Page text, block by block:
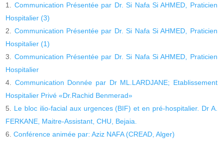
Communication Présentée par Dr. Si Nafa Si AHMED, Praticien
Hospitalier (3)
Communication Présentée par Dr. Si Nafa Si AHMED, Praticien
Hospitalier (1)
Communication Présentée par Dr. Si Nafa Si AHMED, Praticien
Hospitalier
Communication Donnée par Dr ML.LARDJANE; Etablissement
Hospitalier Privé «Dr.Rachid Benmerad»
Le bloc ilio-facial aux urgences (BIF) et en pré-hospitalier. Dr A.
FERKANE, Maitre-Assistant, CHU, Bejaia.
Conférence animée par: Aziz NAFA (CREAD, Alger)